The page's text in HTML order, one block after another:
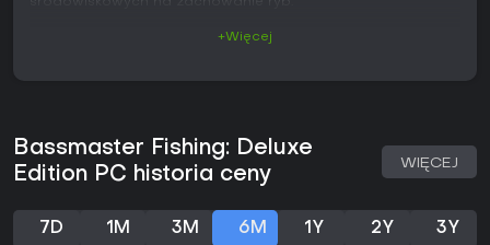
głębokości, struktury dna czy pory dnia. Skuteczność rzutu i
tempo prowadzenia przynęty decydują o wyniku, a
dodatkowe czynniki, takie jak wiatr czy temperatura wody,
polega na równoważeniu wyników w turniejach z
+Więcej
Bassmaster Fishing: Deluxe
Edition PC historia ceny
WIĘCEJ
7D 1M 3M 6M 1Y 2Y 3Y